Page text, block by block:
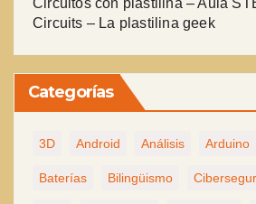
Circuitos con plastilina – Aula
Circuits – La plastilina geek
Categorías
3D Android Análisis Arduino
Baterías Bilingüismo